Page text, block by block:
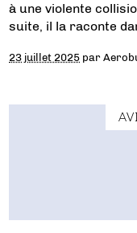
à une violente
suite, il la raconte
23 juillet 2025 par